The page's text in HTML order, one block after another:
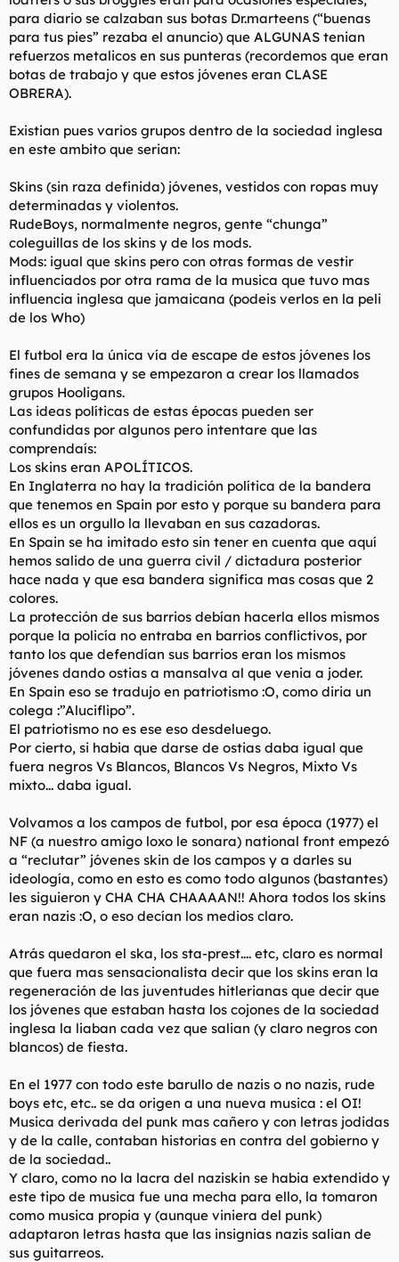
para diario se calzaban sus botas Dr.marteens (“buenas
para tus pies” rezaba el anuncio) que ALGUNAS tenian
refuerzos metalicos en sus punteras (recordemos que eran
botas de trabajo y que estos jóvenes eran CLASE
OBRERA).
Existian pues varios grupos dentro de la sociedad inglesa
en este ambito que serian:
Skins (sin raza definida) jóvenes, vestidos con ropas muy
determinadas y violentos.
RudeBoys, normalmente negros, gente “chunga”
coleguillas de los skins y de los mods.
Mods: igual que skins pero con otras formas de vestir
influenciados por otra rama de la musica que tuvo mas
influencia inglesa que jamaicana (podeis verlos en la peli
de los Who)
El futbol era la única vía de escape de estos jóvenes los
fines de semana y se empezaron a crear los llamados
grupos Hooligans.
Las ideas políticas de estas épocas pueden ser
confundidas por algunos pero intentare que las
comprendaís:
Los skins eran APOLÍTICOS.
En Inglaterra no hay la tradición política de la bandera
que tenemos en Spain por esto y porque su bandera para
ellos es un orgullo la llevaban en sus cazadoras.
En Spain se ha imitado esto sin tener en cuenta que aquí
hemos salido de una guerra civil / dictadura posterior
hace nada y que esa bandera significa mas cosas que 2
colores.
La protección de sus barrios debían hacerla ellos mismos
porque la policía no entraba en barrios conflictivos, por
tanto los que defendían sus barrios eran los mismos
jóvenes dando ostias a mansalva al que venia a joder.
En Spain eso se tradujo en patriotismo :O, como diria un
colega :”Aluciflipo”.
El patriotismo no es ese eso desdeluego.
Por cierto, si habia que darse de ostias daba igual que
fuera negros Vs Blancos, Blancos Vs Negros, Mixto Vs
mixto... daba igual.
Volvamos a los campos de futbol, por esa época (1977) el
NF (a nuestro amigo loxo le sonara) national front empezó
a “reclutar” jóvenes skin de los campos y a darles su
ideología, como en esto es como todo algunos (bastantes)
les siguieron y CHA CHA CHAAAAN!! Ahora todos los skins
eran nazis :O, o eso decían los medios claro.
Atrás quedaron el ska, los sta-prest.... etc, claro es normal
que fuera mas sensacionalista decir que los skins eran la
regeneración de las juventudes hitlerianas que decir que
los jóvenes que estaban hasta los cojones de la sociedad
inglesa la liaban cada vez que salian (y claro negros con
blancos) de fiesta.
En el 1977 con todo este barullo de nazis o no nazis, rude
boys etc, etc.. se da origen a una nueva musica : el OI!
Musica derivada del punk mas cañero y con letras jodidas
y de la calle, contaban historias en contra del gobierno y
de la sociedad..
Y claro, como no la lacra del naziskin se habia extendido y
este tipo de musica fue una mecha para ello, la tomaron
como musica propia y (aunque viniera del punk)
adaptaron letras hasta que las insignias nazis salian de
sus guitarreos.